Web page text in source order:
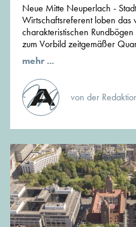
Neue Mitte Neuperlach -
Wirtschaftsreferent loben das
charakteristischen
zum Vorbild zeitgemäßer
mehr ...
von der